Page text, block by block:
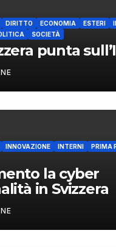
DIRITTO ECONOMIA ESTERI
SOCIETÀ
punta
INNOVAZIONE INTERNI
PRIMA
la cyber
in Svizzera